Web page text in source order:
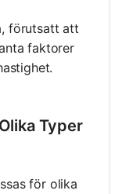
förutsatt att
faktorer
Typer
för olika